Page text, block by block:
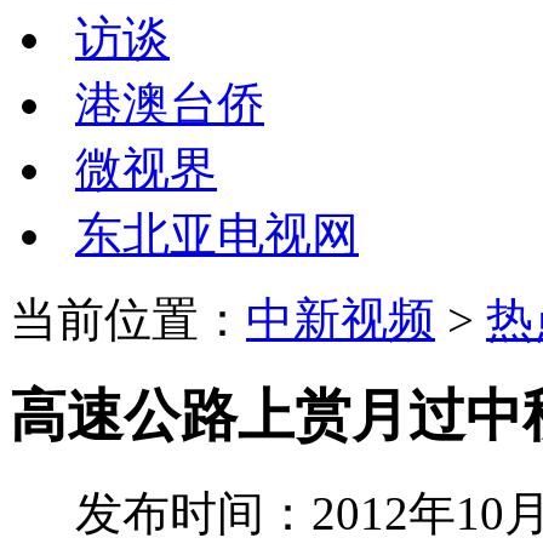
访谈
港澳台侨
微视界
东北亚电视网
当前位置： 中新视频 >
高速公路上赏月过中
发布时间：2012年10